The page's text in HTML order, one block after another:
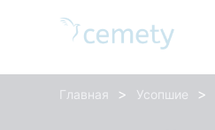
Главная > Усопшие >